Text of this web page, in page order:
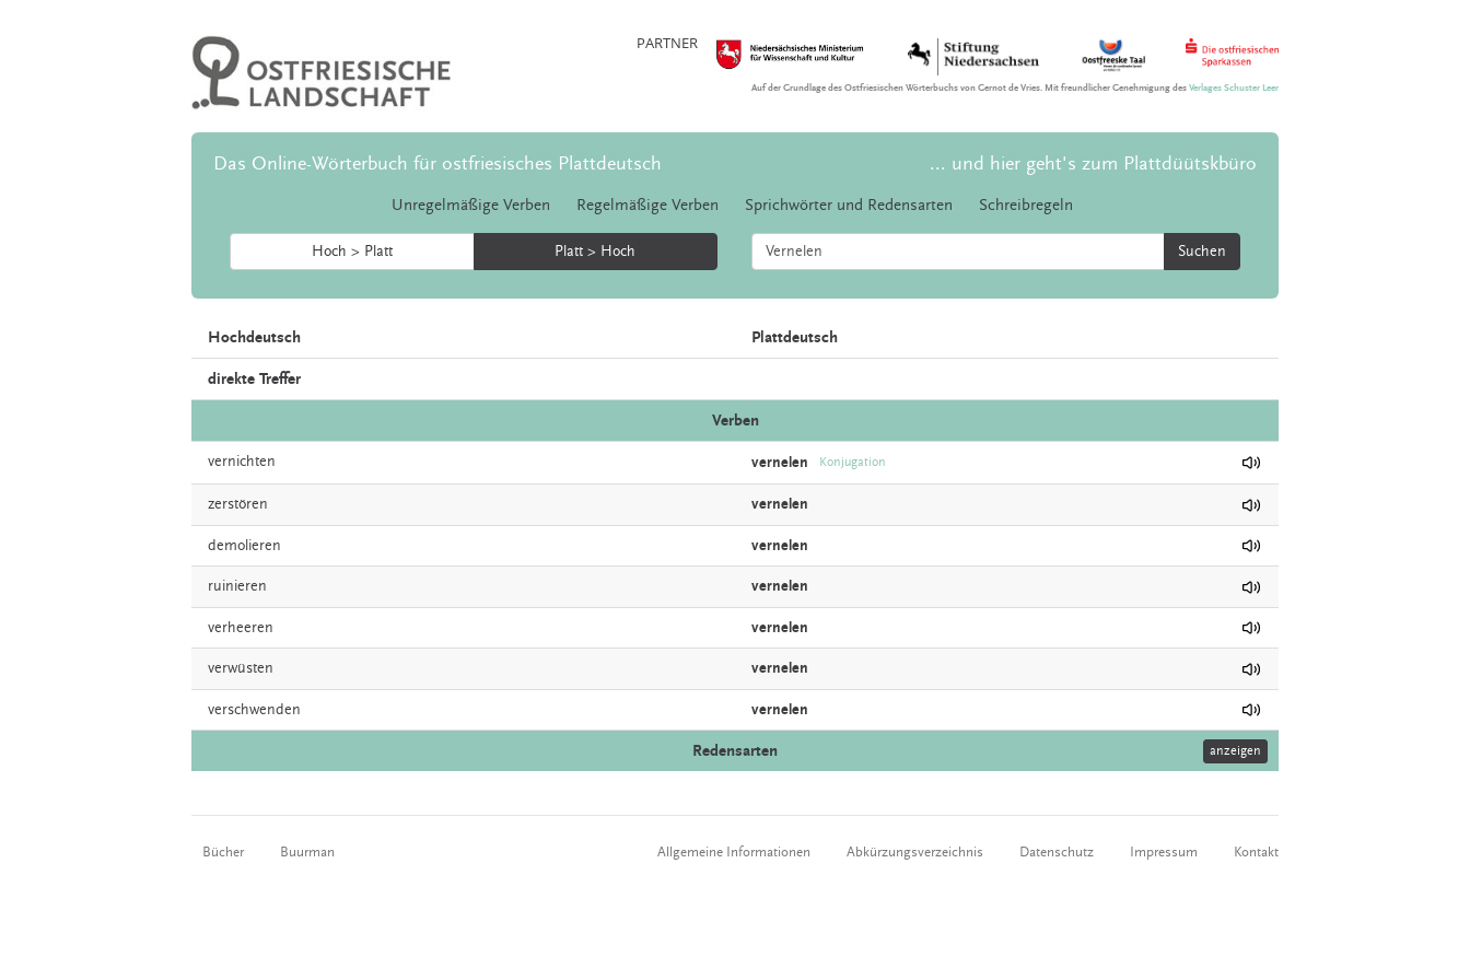
PARTNER
Auf der Grundlage des Ostfriesischen Wörterbuchs von Gernot de Vries. Mit freundlicher Genehmigung desVerlages Schuster Leer
Das Online-Wörterbuch für ostfriesisches Plattdeutsch ... und hier geht's zum Plattdüütskbüro
Unregelmäßige Verben Regelmäßige Verben Sprichwörter und Redensarten Schreibregeln
Hoch > Platt Platt > Hoch Suchen
Hochdeutsch Plattdeutsch
direkte Treffer
Verben
vernichten vernelen Konjugation
zerstören vernelen
demolieren vernelen
ruinieren vernelen
verheeren vernelen
verwüsten vernelen
verschwenden vernelen
Redensarten anzeigen
Bücher Buurman Allgemeine Informationen Abkürzungsverzeichnis Datenschutz Impressum Kontakt